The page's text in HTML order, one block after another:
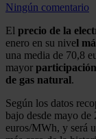
Ningún comentario
El precio de la
enero en su nivel
una media de 70,8
mayor
de gas natural.
Según los datos
bajo desde mayo de
euros/MWh, y será